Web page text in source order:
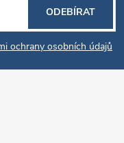
ochrany osobních údajů
ODEBÍRAT